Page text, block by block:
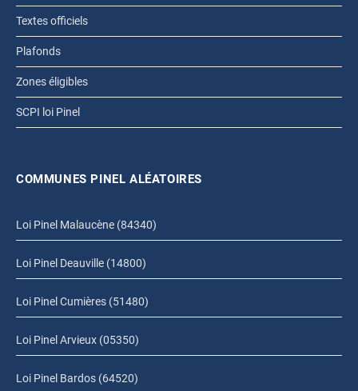
Textes officiels
Plafonds
Zones éligibles
SCPI loi Pinel
COMMUNES PINEL ALÉATOIRES
Loi Pinel Malaucène (84340)
Loi Pinel Deauville (14800)
Loi Pinel Cumières (51480)
Loi Pinel Arvieux (05350)
Loi Pinel Bardos (64520)